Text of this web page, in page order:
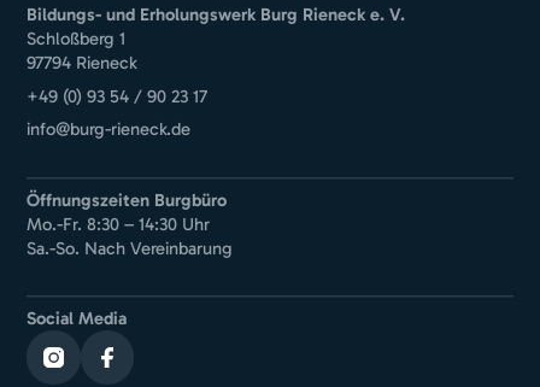
Bildungs- und Erholungswerk Burg Rieneck e. V.
Schloßberg 1
97794 Rieneck
+49 (0) 93 54 / 90 23 17
info@burg-rieneck.de
Öffnungszeiten Burgbüro
Mo.-Fr. 8:30 – 14:30 Uhr
Sa.-So. Nach Vereinbarung
Social Media